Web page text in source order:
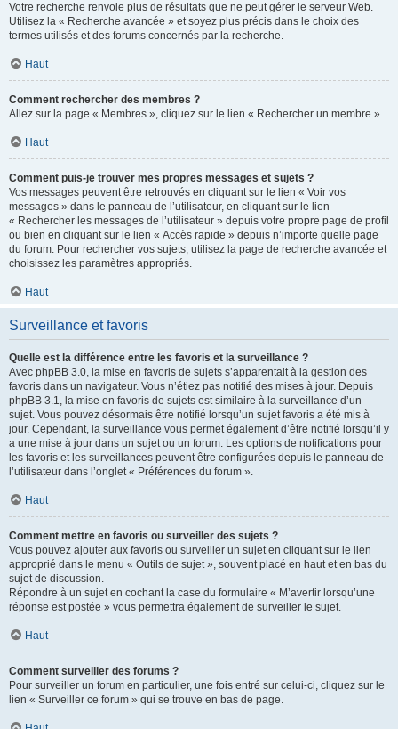
Votre recherche renvoie plus de résultats que ne peut gérer le serveur Web.
Utilisez la « Recherche avancée » et soyez plus précis dans le choix des
termes utilisés et des forums concernés par la recherche.
Haut
Comment rechercher des membres ?
Allez sur la page « Membres », cliquez sur le lien « Rechercher un membre ».
Haut
Comment puis-je trouver mes propres messages et sujets ?
Vos messages peuvent être retrouvés en cliquant sur le lien « Voir vos
messages » dans le panneau de l’utilisateur, en cliquant sur le lien
« Rechercher les messages de l’utilisateur » depuis votre propre page de profil
ou bien en cliquant sur le lien « Accès rapide » depuis n’importe quelle page
du forum. Pour rechercher vos sujets, utilisez la page de recherche avancée et
choisissez les paramètres appropriés.
Haut
Surveillance et favoris
Quelle est la différence entre les favoris et la surveillance ?
Avec phpBB 3.0, la mise en favoris de sujets s’apparentait à la gestion des
favoris dans un navigateur. Vous n’étiez pas notifié des mises à jour. Depuis
phpBB 3.1, la mise en favoris de sujets est similaire à la surveillance d’un
sujet. Vous pouvez désormais être notifié lorsqu’un sujet favoris a été mis à
jour. Cependant, la surveillance vous permet également d’être notifié lorsqu’il y
a une mise à jour dans un sujet ou un forum. Les options de notifications pour
les favoris et les surveillances peuvent être configurées depuis le panneau de
l’utilisateur dans l’onglet « Préférences du forum ».
Haut
Comment mettre en favoris ou surveiller des sujets ?
Vous pouvez ajouter aux favoris ou surveiller un sujet en cliquant sur le lien
approprié dans le menu « Outils de sujet », souvent placé en haut et en bas du
sujet de discussion.
Répondre à un sujet en cochant la case du formulaire « M’avertir lorsqu’une
réponse est postée » vous permettra également de surveiller le sujet.
Haut
Comment surveiller des forums ?
Pour surveiller un forum en particulier, une fois entré sur celui-ci, cliquez sur le
lien « Surveiller ce forum » qui se trouve en bas de page.